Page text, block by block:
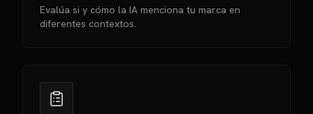
Evalúa si y cómo la IA menciona tu marca en
diferentes contextos.